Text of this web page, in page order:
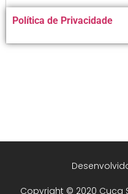
Alternative:
Política de Privacidade
Copyright © 2020 Cuca